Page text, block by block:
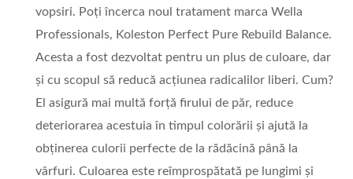
vopsiri. Poți încerca noul tratament marca Wella
Professionals, Koleston Perfect Pure Rebuild Balance.
Acesta a fost dezvoltat pentru un plus de culoare, dar
și cu scopul să reducă acțiunea radicalilor liberi. Cum?
El asigură mai multă forță firului de păr, reduce
deteriorarea acestuia în timpul colorării și ajută la
obținerea culorii perfecte de la rădăcină până la
vârfuri. Culoarea este reîmprospătată pe lungimi și